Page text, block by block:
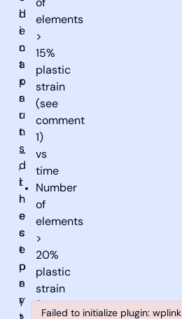
l
e
c
t
p
a
r
t
s
,
t
h
e
s
e
p
a
r
d
i
n
a
<
r
u
n
_
d
i
r
e
c
t
o
r
y
of
elements
>
15%
plastic
strain
(see
comment
1)
vs
time
Number
of
elements
>
20%
plastic
strain
Failed to initialize plugin: wplink